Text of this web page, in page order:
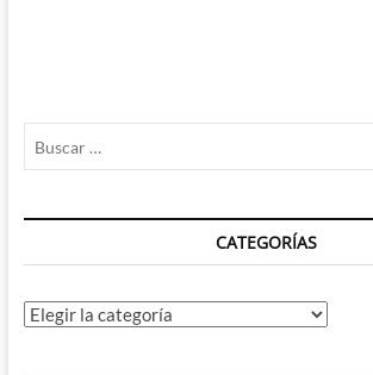
CATEGORÍAS
Categorías